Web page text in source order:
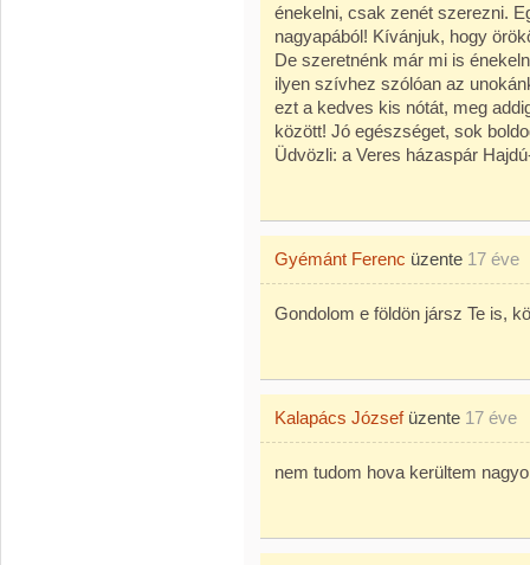
énekelni, csak zenét szerezni.
nagyapából! Kívánjuk, hogy
De szeretnénk már mi is
ilyen szívhez szólóan az
ezt a kedves kis nótát, meg
között! Jó egészséget, sok
Üdvözli: a Veres házaspár
Gyémánt Ferenc üzente 17 éve
Gondolom e földön jársz Te is,
Kalapács Józsefüzente 17 éve
nem tudom hova kerültem